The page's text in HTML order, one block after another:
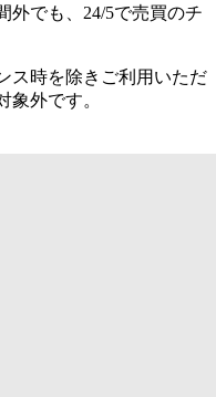
外でも、24/5で売買のチ
ス時を除きご利用いただ
象外です。